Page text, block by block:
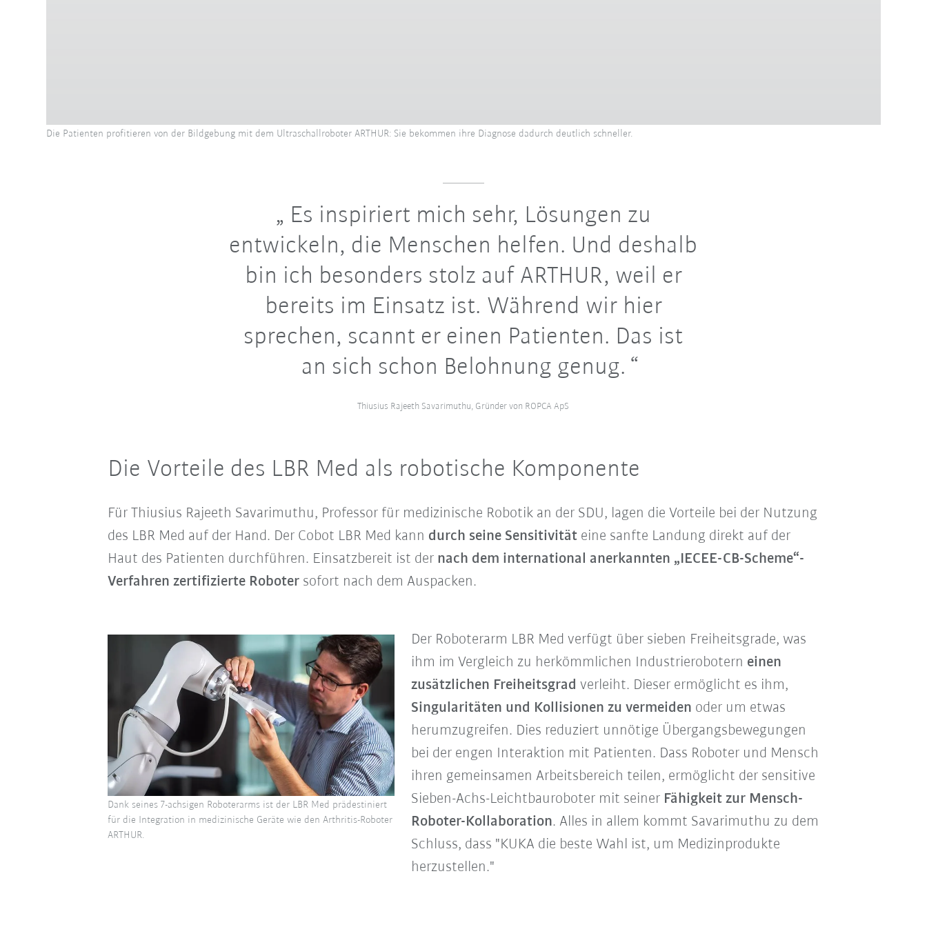
Die Patienten profitieren von der Bildgebung mit dem Ultraschallroboter ARTHUR: Sie bekommen ihre Diagnose dadurch deutlich schneller.
Es inspiriert mich sehr, Lösungen zu
entwickeln, die Menschen helfen. Und deshalb
bin ich besonders stolz auf ARTHUR, weil er
bereits im Einsatz ist. Während wir hier
sprechen, scannt er einen Patienten. Das ist
an sich schon Belohnung genug.
Thiusius Rajeeth Savarimuthu, Gründer von ROPCA ApS
Die Vorteile des LBR Med als robotische Komponente
Für Thiusius Rajeeth Savarimuthu, Professor für medizinische Robotik an der SDU, lagen die Vorteile bei der Nutzung
des LBR Med auf der Hand. Der Cobot LBR Med kann durch seine Sensitivitäteine sanfte Landung direkt auf der
Haut des Patienten durchführen. Einsatzbereit ist der nach dem international anerkannten „IECEE-CB-Scheme“-
Verfahren zertifizierte Robotersofort nach dem Auspacken.
Der Roboterarm LBR Med verfügt über sieben Freiheitsgrade, was
ihm im Vergleich zu herkömmlichen Industrierobotern einen
zusätzlichen Freiheitsgrad verleiht. Dieser ermöglicht es ihm,
Singularitäten und Kollisionen zu vermeiden oder um etwas
herumzugreifen. Dies reduziert unnötige Übergangsbewegungen
bei der engen Interaktion mit Patienten. Dass Roboter und Mensch
ihren gemeinsamen Arbeitsbereich teilen, ermöglicht der sensitive
Sieben-Achs-Leichtbauroboter mit seiner Fähigkeit zur Mensch-
Roboter-Kollaboration. Alles in allem kommt Savarimuthu zu dem
Schluss, dass "KUKA die beste Wahl ist, um Medizinprodukte
herzustellen."
Dank seines 7-achsigen Roboterarms ist der LBR Med prädestiniert
für die Integration in medizinische Geräte wie den Arthritis-Roboter
ARTHUR.